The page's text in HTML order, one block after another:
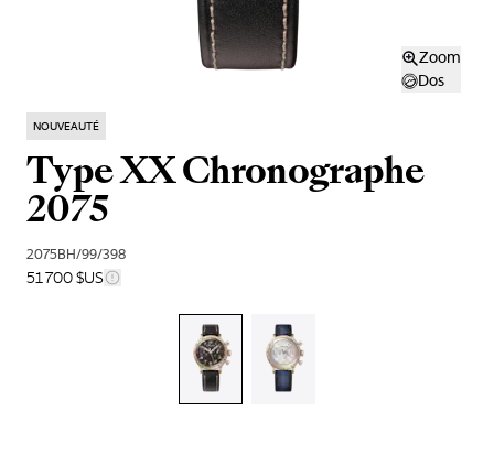
Zoom
Dos
NOUVEAUTÉ
Type XX Chronographe
2075
2075BH/99/398
51 700 $US